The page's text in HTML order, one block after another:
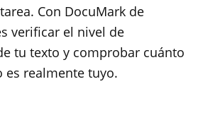
Con DocuMark de
verificar el nivel de
tu texto y comprobar cuánto
es realmente tuyo.